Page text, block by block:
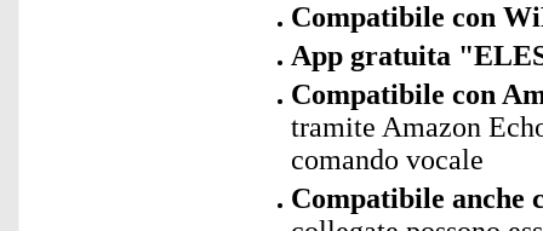
Compatibile con
App gratuita
Compatibile con
tramite Amazon
comando vocale
Compatibile anche